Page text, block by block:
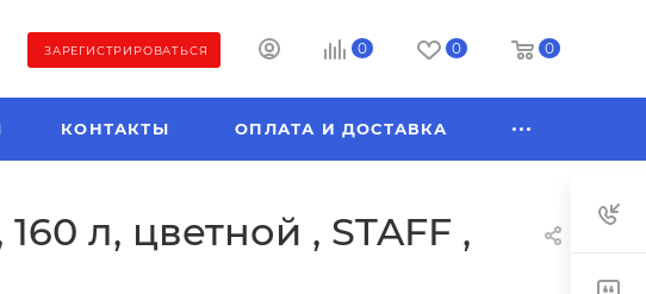
ЗАРЕГИСТРИРОВАТЬСЯ 0 0 0
КОНТАКТЫ ОПЛАТА И ДОСТАВКА
л, цветной , STAFF ,